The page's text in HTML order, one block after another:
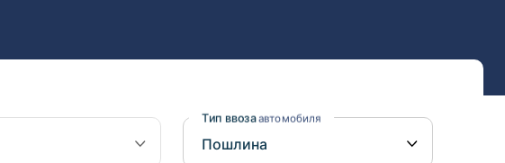
Lexus
Nissan
Mitsubishi
Тип ввозаавтомобиля